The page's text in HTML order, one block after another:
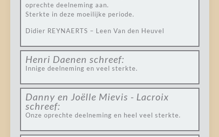
oprechte deelneming aan.
Sterkte in deze moeilijke periode.
Didier REYNAERTS – Leen Van den Heuvel
Henri Daenen schreef:
Innige deelneming en veel sterkte.
Danny en Joëlle Mievis - Lacroix
schreef:
Onze oprechte deelneming en heel veel sterkte.